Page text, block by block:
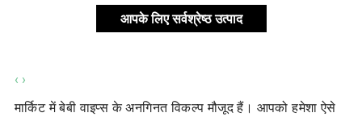
आपके लिए सर्वश्रेष्ठ उत्पाद
‹ ›
मार्किट में बेबी वाइप्स के अनगिनत विकल्प मौजूद हैं। आपको हमेशा ऐसे